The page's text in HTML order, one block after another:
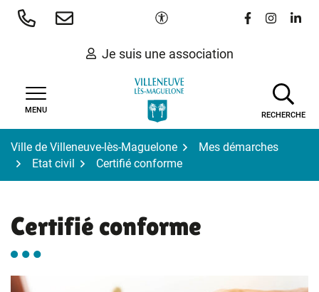
Aller
Paramètres d'accessibilité
Lien vers le
Lien vers
Lien
Je suis une association
MENU
RECHERCHE
Ville de Villeneuve-lès-Maguelone
Mes démarches
Etat civil
Certifié conforme
Certifié conforme